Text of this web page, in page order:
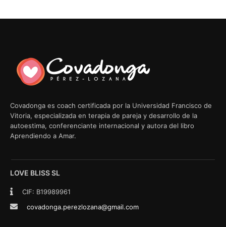
Covadonga es coach certificada por la Universidad Francisco de
Vitoria, especializada en terapia de pareja y desarrollo de la
autoestima, conferenciante internacional y autora del libro
Aprendiendo a Amar.
LOVE BLISS SL
CIF: B19989961
covadonga.perezlozana@gmail.com